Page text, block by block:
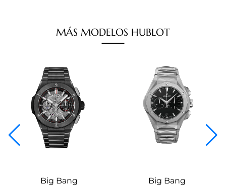
MÁS MODELOS HUBLOT
Big Bang Big Bang